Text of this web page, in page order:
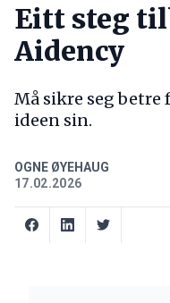
Eitt steg
Aidency
Må sikre seg betre
ideen sin.
OGNE ØYEHAUG
17.02.2026